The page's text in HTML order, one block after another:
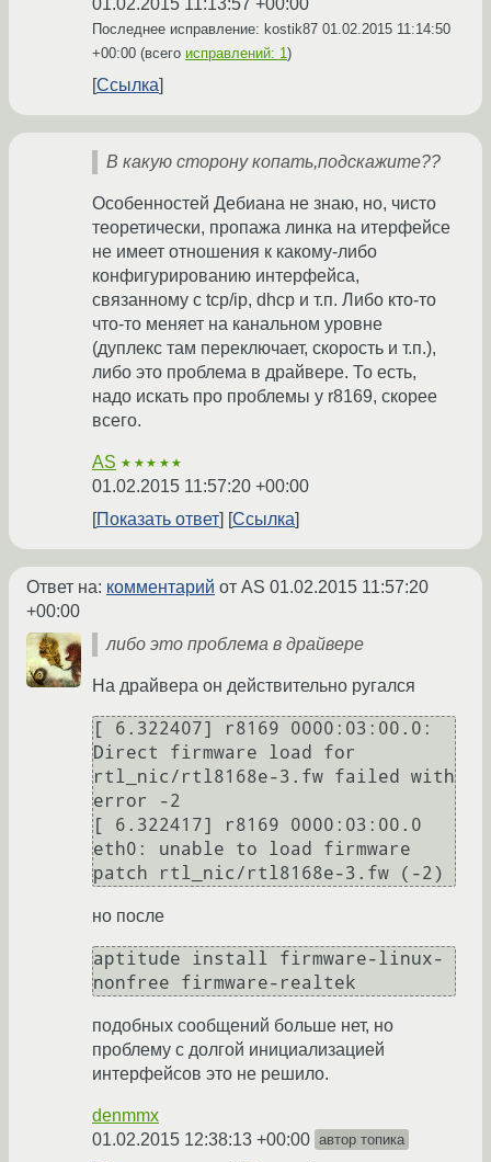
01.02.2015 11:13:57 +00:00
Последнее исправление: kostik87 01.02.2015 11:14:50
+00:00 (всего исправлений: 1)
Ссылка
В какую сторону копать,подскажите??
Особенностей Дебиана не знаю, но, чисто
теоретически, пропажа линка на итерфейсе
не имеет отношения к какому-либо
конфигурированию интерфейса,
связанному с tcp/ip, dhcp и т.п. Либо кто-то
что-то меняет на канальном уровне
(дуплекс там переключает, скорость и т.п.),
либо это проблема в драйвере. То есть,
надо искать про проблемы у r8169, скорее
всего.
AS ★★★★★
01.02.2015 11:57:20 +00:00
Показать ответ
Ссылка
Ответ на: комментарий от AS 01.02.2015 11:57:20
+00:00
либо это проблема в драйвере
На драйвера он действительно ругался
[ 6.322407] r8169 0000:03:00.0:
Direct firmware load for
rtl_nic/rtl8168e-3.fw failed with
error -2
[ 6.322417] r8169 0000:03:00.0
eth0: unable to load firmware
но после
aptitude install firmware-linux-
подобных сообщений больше нет, но
проблему с долгой инициализацией
интерфейсов это не решило.
denmmx
01.02.2015 12:38:13 +00:00 автор топика